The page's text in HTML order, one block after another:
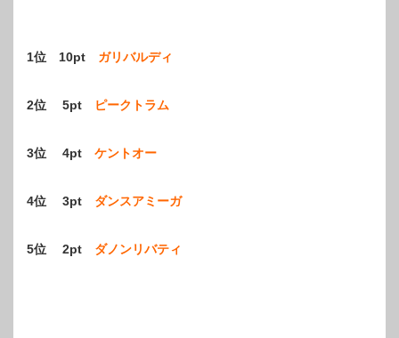
1位 10pt ガリバルディ
2位 5pt ピークトラム
3位 4pt ケントオー
4位 3pt ダンスアミーガ
5位 2pt ダノンリバティ